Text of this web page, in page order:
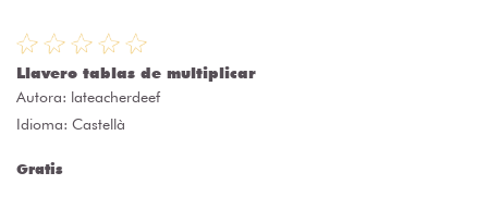
Llavero tablas de multiplicar
Autora: lateacherdeef
Idioma: Castellà
Gratis